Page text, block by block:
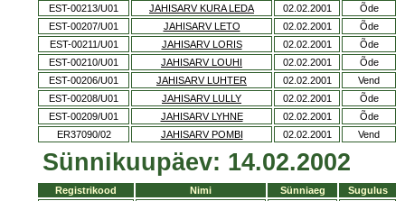
EST-00213/U01
JAHISARV KURA LEDA 02.02.2001
Õde
EST-00207/U01
JAHISARV LETO 02.02.2001
Õde
EST-00211/U01
JAHISARV LORIS 02.02.2001
Õde
EST-00210/U01
JAHISARV LOUHI 02.02.2001
Õde
EST-00206/U01
JAHISARV LUHTER 02.02.2001
Vend
EST-00208/U01
JAHISARV LULLY 02.02.2001
Õde
EST-00209/U01
JAHISARV LYHNE 02.02.2001
Õde
ER37090/02
JAHISARV POMBI 02.02.2001 Vend
Sünnikuupäev: 14.02.2002
Registrikood Nimi Sünniaeg
Sugulus